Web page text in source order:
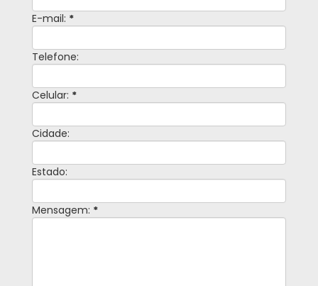
E-mail: *
Telefone:
Celular: *
Cidade:
Estado:
Mensagem: *